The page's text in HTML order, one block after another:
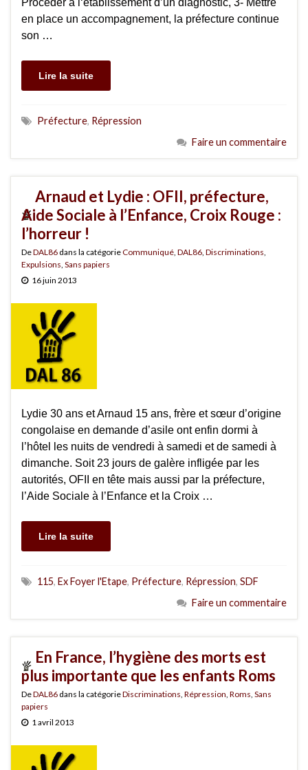
Procéder à l‘établissement d’un diagnostic, 3- Mettre
en place un accompagnement, la préfecture continue
son …
Lire la suite
Préfecture, Répression
Faire un commentaire
Arnaud et Lydie : OFII, préfecture,
Aide Sociale à l’Enfance, Croix Rouge :
l’horreur !
DeDAL86 dans la catégorieCommuniqué DAL86 Discriminations
Expulsions Sans papiers
16 juin 2013
Lydie 30 ans et Arnaud 15 ans, frère et sœur d’origine
congolaise en demande d’asile ont enfin dormi à
l’hôtel les nuits de vendredi à samedi et de samedi à
dimanche. Soit 23 jours de galère infligée par les
autorités, OFII en tête mais aussi par la préfecture,
l’Aide Sociale à l’Enfance et la Croix …
Lire la suite
115, Ex Foyer l'Etape, Préfecture, Répression, SDF
Faire un commentaire
En France, l’hygiène des morts est
plus importante que les enfants Roms
DeDAL86 dans la catégorieDiscriminations Répression Roms Sans
papiers
1 avril 2013